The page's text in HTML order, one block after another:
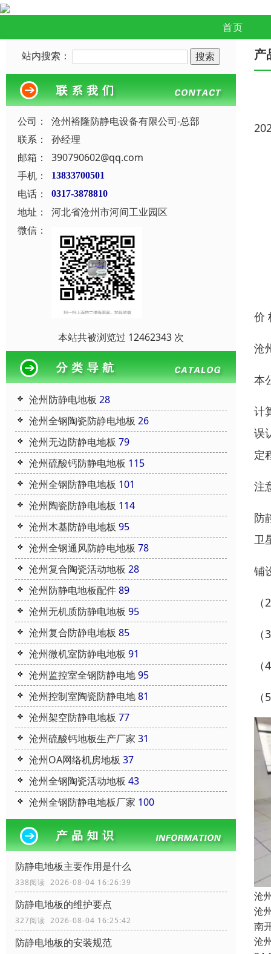
首页
站内搜索：
公司：
沧州裕隆防静电设备有限公司-总部
联系：
孙经理
邮箱：
390790602@qq.com
手机：
13833700501
电话： 0317-3878810
地址：
河北省沧州市河间工业园区
微信：
本站共被浏览过 12462343 次
沧州防静电地板 28
沧州全钢陶瓷防静电地板 26
沧州无边防静电地板 79
沧州硫酸钙防静电地板 115
沧州全钢防静电地板 101
沧州陶瓷防静电地板 114
沧州木基防静电地板 95
沧州全钢通风防静电地板 78
沧州复合陶瓷活动地板 28
沧州防静电地板配件89
沧州无机质防静电地板 95
沧州复合防静电地板 85
沧州微机室防静电地板 91
沧州监控室全钢防静电地95
沧州控制室陶瓷防静电地81
沧州架空防静电地板 77
沧州硫酸钙地板生产厂家 31
沧州OA网络机房地板 37
沧州全钢陶瓷活动地板 43
沧州全钢防静电地板厂家 100
防静电地板主要作用是什么
338阅读 2026-08-04 16:26:39
防静电地板的维护要点
327阅读 2026-08-04 16:25:42
防静电地板的安装规范
产
价
沧
本
计
误
定
注
防
卫
铺
沧
沧
南
沧